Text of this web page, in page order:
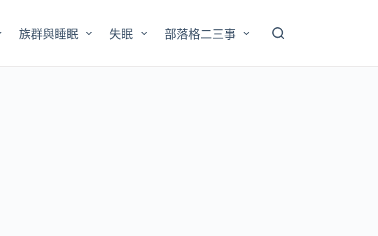
族群與睡眠 失眠 部落格二三事